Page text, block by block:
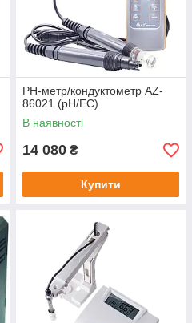
PH-метр/кондуктометр AZ-
86021 (pH/EC)
В наявності
14 080 ₴
Купити